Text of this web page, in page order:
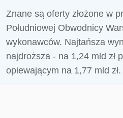
Znane są oferty złożone w
Południowej Obwodnicy
wykonawców. Najtańsza
najdroższa - na 1,24 mld zł
opiewającym na 1,77 mld zł.